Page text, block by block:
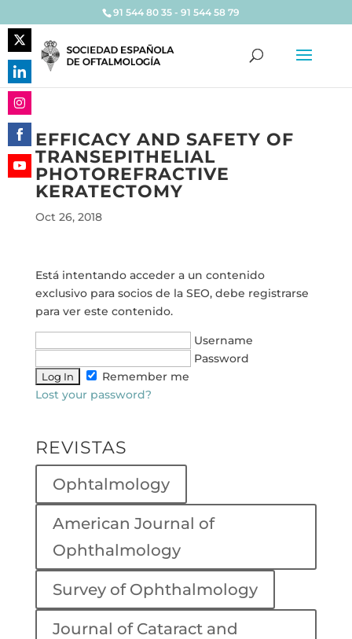
91 544 80 35 - 91 544 58 79
EFFICACY AND SAFETY OF
TRANSEPITHELIAL
PHOTOREFRACTIVE
KERATECTOMY
Oct 26, 2018
Está intentando acceder a un contenido
exclusivo para socios de la SEO, debe registrarse
para ver este contenido.
Username
Password
Remember me
Lost your password?
REVISTAS
Ophtalmology
American Journal of
Ophthalmology
Survey of Ophthalmology
Journal of Cataract and
Share
on
Twitter
Share
on
LinkedIn
Share
on
Instagram
Share
on
Facebook
Share
YouTube